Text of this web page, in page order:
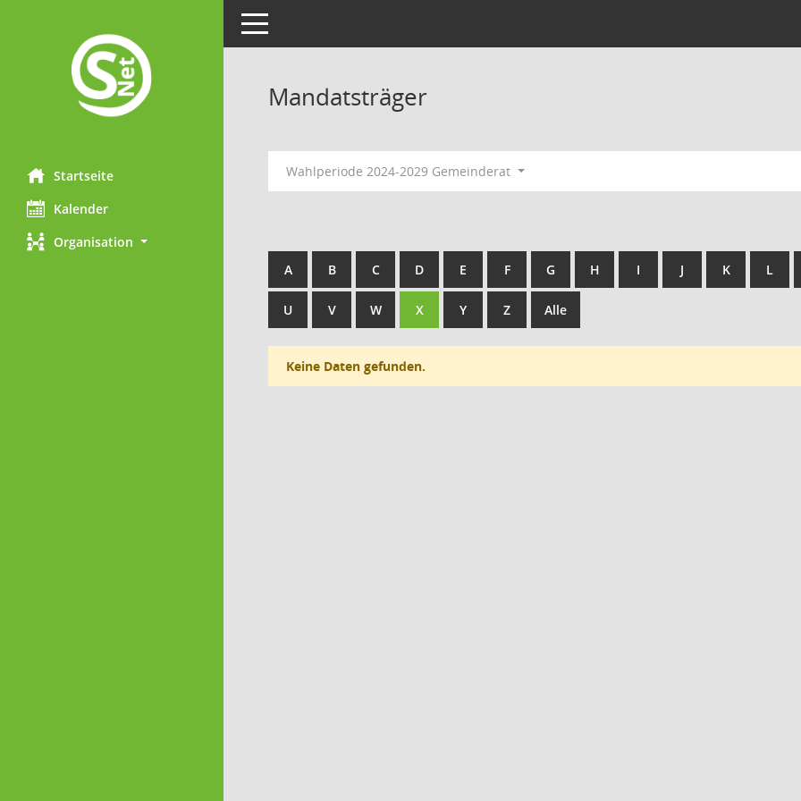
Startseite
Kalender
Organisation
Toggle navigation
Mandatsträger
Wahlperiode 2024-2029 Gemeinderat
A B C D E F G H I J K L
U V W X Y Z Alle
Keine Daten gefunden.